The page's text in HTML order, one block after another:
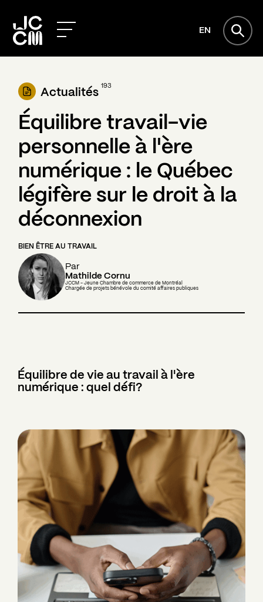
EN
Actualités
193
Équilibre travail-vie
personnelle à l'ère
numérique : le Québec
légifère sur le droit à la
déconnexion
BIEN ÊTRE AU TRAVAIL
Par
Mathilde Cornu
JCCM - Jeune Chambre de commerce de Montréal
Chargée de projets bénévole du comité affaires publiques
Équilibre de vie au travail à l'ère
numérique : quel défi?